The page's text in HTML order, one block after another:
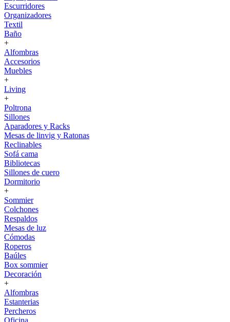
Escurridores
Organizadores
Textil
Baño
+
Alfombras
Accesorios
Muebles
+
Living
+
Poltrona
Sillones
Aparadores y Racks
Mesas de linvig y Ratonas
Reclinables
Sofá cama
Bibliotecas
Sillones de cuero
Dormitorio
+
Sommier
Colchones
Respaldos
Mesas de luz
Cómodas
Roperos
Baúles
Box sommier
Decoración
+
Alfombras
Estanterias
Percheros
Oficina